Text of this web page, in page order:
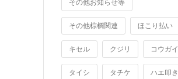
その他お知らせ等
その他棕櫚関連 ほこり払い
キセル クジリ コウガイ
タイシ タチケ ハエ叩き